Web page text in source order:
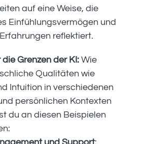
auf eine Weise, die
Einfühlungsvermögen und
reflektiert.
Grenzen der KI:Wie
Qualitäten wie
Intuition in verschiedenen
persönlichen Kontexten
du an diesen Beispielen